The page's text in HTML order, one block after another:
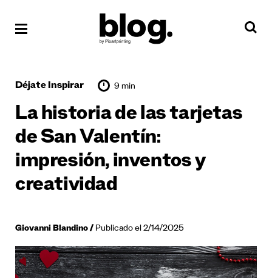
Déjate Inspirar 9 min
La historia de las tarjetas
de San Valentín:
impresión, inventos y
creatividad
Giovanni Blandino Publicado el 2/14/2025